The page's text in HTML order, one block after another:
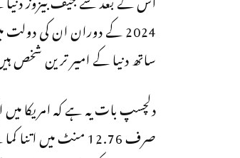
ساتھ دنیا کے امیر ترین شخص
صرف 12.76 منٹ میں